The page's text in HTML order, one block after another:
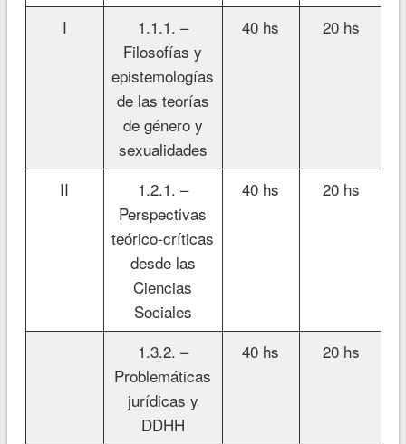
I
1.1.1. –
Filosofías y
epistemologías
de las teorías
de género y
sexualidades
40 hs 20 hs
II
1.2.1. –
Perspectivas
teórico-críticas
desde las
Ciencias
Sociales
40 hs 20 hs
1.3.2. –
Problemáticas
jurídicas y
DDHH
40 hs 20 hs